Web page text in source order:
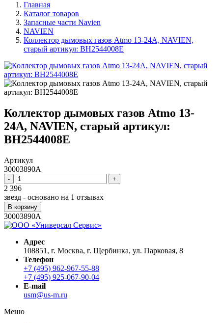
Главная
Каталог товаров
Запасные части Navien
NAVIEN
Коллектор дымовых газов Atmo 13-24A, NAVIEN,
старый артикул: BH2544008E
Коллектор дымовых газов Atmo 13-
24A, NAVIEN, старый артикул:
BH2544008E
Артикул
30003890A
- +
2 396
звезд - основано на 1 отзывах
В корзину
30003890A
Адрес
108851, г. Москва, г. Щербинка, ул. Парковая, 8
Телефон
+7 (495) 962-967-55-88
+7 (495) 925-067-90-04
E-mail
usm@us-m.ru
Меню